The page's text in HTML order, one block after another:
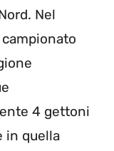
Nel
4 gettoni
in quella